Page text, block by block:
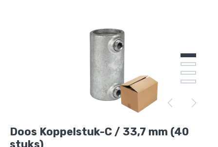
Doos Koppelstuk-C / 33,7 mm (40
stuks)
Doos Koppelstuk-C / 33,7 mm (40 stuks)